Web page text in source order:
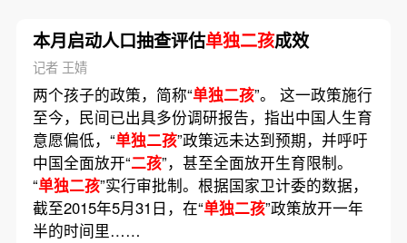
本月启动人口抽查评估单独二孩成效
记者 王婧
两个孩子的政策，简称“单独二孩”。 这一政策施行
至今，民间已出具多份调研报告，指出中国人生育
意愿偏低，“单独二孩”政策远未达到预期，并呼吁
中国全面放开“二孩”，甚至全面放开生育限制。
“单独二孩”实行审批制。根据国家卫计委的数据，
截至2015年5月31日，在“单独二孩”政策放开一年
半的时间里……